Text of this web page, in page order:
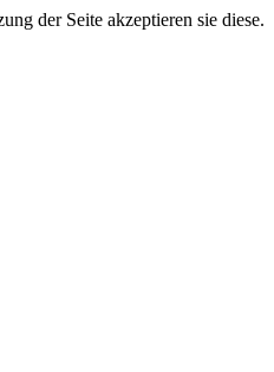
der Seite akzeptieren sie diese.